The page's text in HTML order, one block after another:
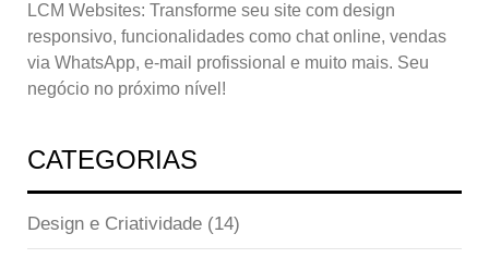
LCM Websites: Transforme seu site com design
responsivo, funcionalidades como chat online, vendas
via WhatsApp, e-mail profissional e muito mais. Seu
negócio no próximo nível!
CATEGORIAS
Design e Criatividade (14)